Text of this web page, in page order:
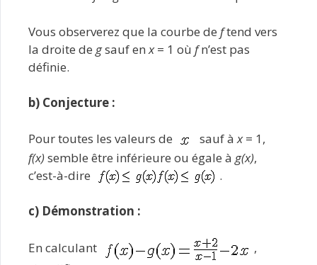
Vous observerez que la courbe de ftend vers
la droite de gsauf enx= 1 où fn’est pas
définie.
b) Conjecture :
Pour toutes les valeurs de sauf àx= 1,
f(x)semble être inférieure ou égale à g(x),
c’est-à-dire
.
c) Démonstration :
En calculant
,